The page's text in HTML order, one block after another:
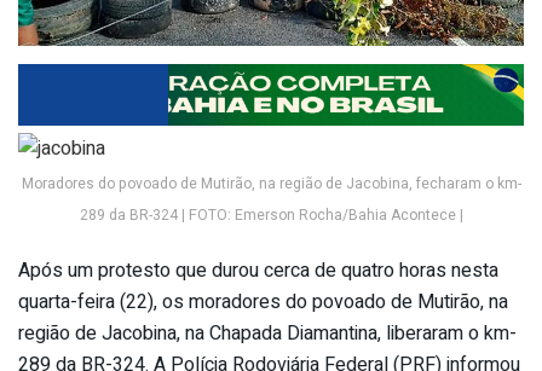
Moradores do povoado de Mutirão, na região de Jacobina, fecharam o km-
289 da BR-324 | FOTO: Emerson Rocha/Bahia Acontece |
Após um protesto que durou cerca de quatro horas nesta
quarta-feira (22), os moradores do povoado de Mutirão, na
região de Jacobina, na Chapada Diamantina, liberaram o km-